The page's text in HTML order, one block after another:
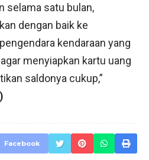
selama satu bulan,
dengan baik ke
kendaraan yang
menyiapkan kartu uang
saldonya cukup,”
Facebook